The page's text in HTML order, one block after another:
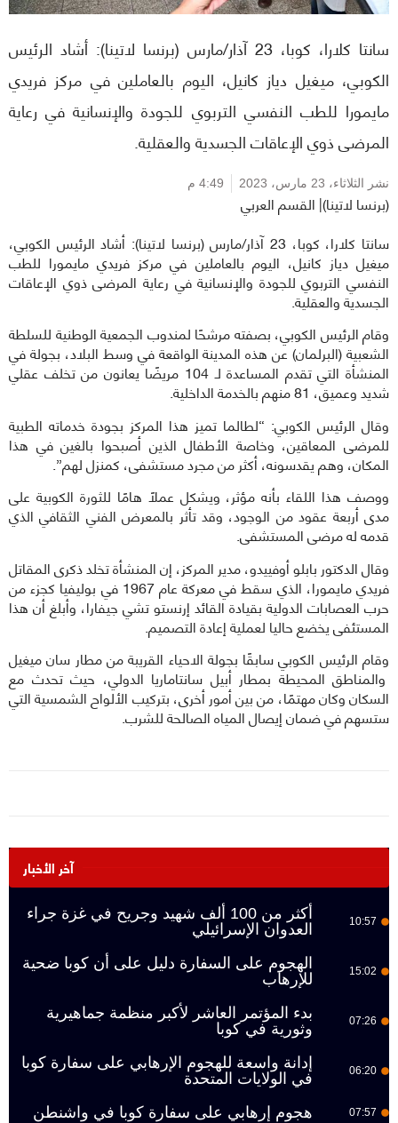
سانتا كلارا، كوبا، 23 آذار/مارس (برنسا لاتينا): أشاد الرئيس
الكوبي، ميغيل دياز كانيل، اليوم بالعاملين في مركز فريدي
مايمورا للطب النفسي التربوي للجودة والإنسانية في رعاية
المرضى ذوي الإعاقات الجسدية والعقلية.
نشر الثلاثاء، 23 مارس، 2023 4:49 م
(برنسا لاتينا)| القسم العربي
سانتا كلارا، كوبا، 23 آذار/مارس (برنسا لاتينا): أشاد الرئيس الكوبي،
ميغيل دياز كانيل، اليوم بالعاملين في مركز فريدي مايمورا للطب
النفسي التربوي للجودة والإنسانية في رعاية المرضى ذوي الإعاقات
الجسدية والعقلية.
وقام الرئيس الكوبي، بصفته مرشحًا لمندوب الجمعية الوطنية للسلطة
الشعبية (البرلمان) عن هذه المدينة الواقعة في وسط البلاد، بجولة في
المنشأة التي تقدم المساعدة لـ 104 مريضًا يعانون من تخلف عقلي
شديد وعميق، 81 منهم بالخدمة الداخلية.
وقال الرئيس الكوبي: “لطالما تميز هذا المركز بجودة خدماته الطبية
للمرضى المعاقين، وخاصة الأطفال الذين أصبحوا بالغين في هذا
المكان، وهم يقدسونه، أكثر من مجرد مستشفى، كمنزل لهم”.
ووصف هذا اللقاء بأنه مؤثر، ويشكل عملاً هامًا للثورة الكوبية على
مدى أربعة عقود من الوجود، وقد تأثر بالمعرض الفني الثقافي الذي
قدمه له مرضى المستشفى.
وقال الدكتور بابلو أوفييدو، مدير المركز، إن المنشأة تخلد ذكرى المقاتل
فريدي مايمورا، الذي سقط في معركة عام 1967 في بوليفيا كجزء من
حرب العصابات الدولية بقيادة القائد إرنستو تشي جيفارا، وأبلغ أن هذا
المستئفى يخضع حاليا لعملية إعادة التصميم.
وقام الرئيس الكوبي سابقًا بجولة الاحياء القريبة من مطار سان ميغيل
والمناطق المحيطة بمطار أبيل سانتاماريا الدولي، حيث تحدث مع
السكان وكان مهتمًا، من بين أمور أخرى، بتركيب الألواح الشمسية التي
ستسهم في ضمان إيصال المياه الصالحة للشرب.
آخر الأخبار
10:57
أكثر من 100 ألف شهيد وجريح في غزة جراء
العدوان الإسرائيلي
15:02
الهجوم على السفارة دليل على أن كوبا ضحية
للإرهاب
07:26
بدء المؤتمر العاشر لأكبر منظمة جماهيرية
وثورية في كوبا
06:20
إدانة واسعة للهجوم الإرهابي على سفارة كوبا
في الولايات المتحدة
07:57 هجوم إرهابي على سفارة كوبا في واشنطن